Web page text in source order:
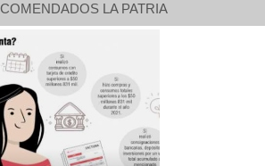
LA PATRIA